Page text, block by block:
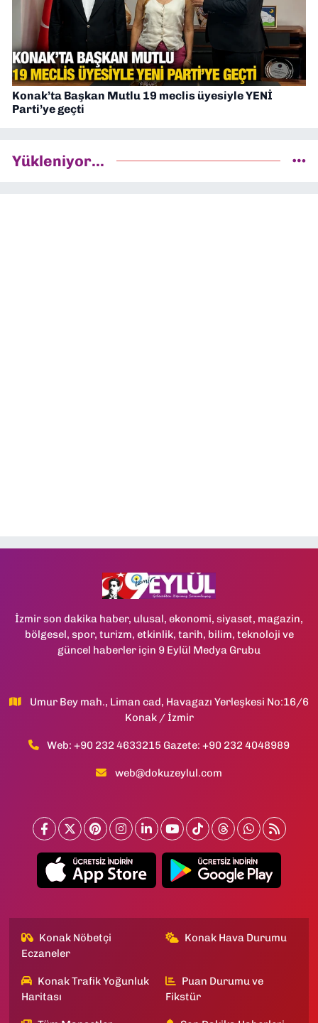
Konak’ta Başkan Mutlu 19 meclis üyesiyle YENİ
Parti’ye geçti
Yükleniyor...
İzmir son dakika haber, ulusal, ekonomi, siyaset, magazin,
bölgesel, spor, turizm, etkinlik, tarih, bilim, teknoloji ve
güncel haberler için 9 Eylül Medya Grubu
Umur Bey mah., Liman cad, Havagazı Yerleşkesi No:16/6
Konak / İzmir
Web: +90 232 4633215 Gazete: +90 232 4048989
web@dokuzeylul.com
Konak Nöbetçi
Eczaneler
Konak Hava Durumu
Konak Trafik Yoğunluk
Haritası
Puan Durumu ve
Fikstür